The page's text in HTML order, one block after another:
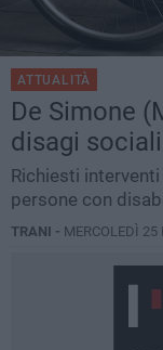
ATTUALITÀ
De Simone
disagi
Richiesti
persone con
TRANI - MERCOLEDÌ 25